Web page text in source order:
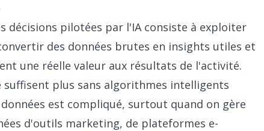
décisions pilotées par l'IA consiste à exploiter
des données brutes en insights utiles et
une réelle valeur aux résultats de l'activité.
suffisent plus sans algorithmes intelligents
est compliqué, surtout quand on gère
d'outils marketing, de plateformes e-